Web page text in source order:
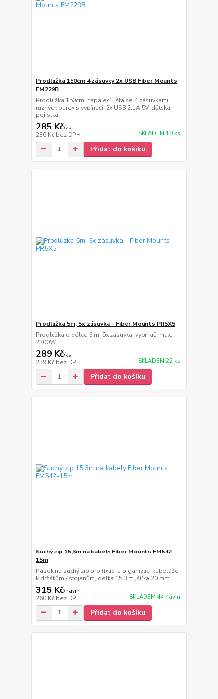
Prodlužka 150cm 4 zásuvky 2x USB Fiber Mounts
FM229B
Prodlužka 150cm, napájecí lišta se 4 zásuvkami
různých barev s vypínači, 2x USB 2,1A 5V, dětská
pojistka
285 Kč/ks
236 Kč bez DPH SKLADEM 18 ks
Přidat do košíku
Prodlužka 5m, 5x zásuvka - Fiber Mounts PR5X5
Prodlužka o délce 5 m, 5x zásuvka, vypínač, max.
2300W
289 Kč/ks
239 Kč bez DPH SKLADEM 22 ks
Přidat do košíku
Suchý zip 15,3m na kabely Fiber Mounts FM542-
15m
Pásek na suchý zip pro fixaci a organizaci kabeláže
k držákům / stojanům, délka 15,3 m, šířka 20 mm
315 Kč/návin
260 Kč bez DPH SKLADEM 44 návin
Přidat do košíku